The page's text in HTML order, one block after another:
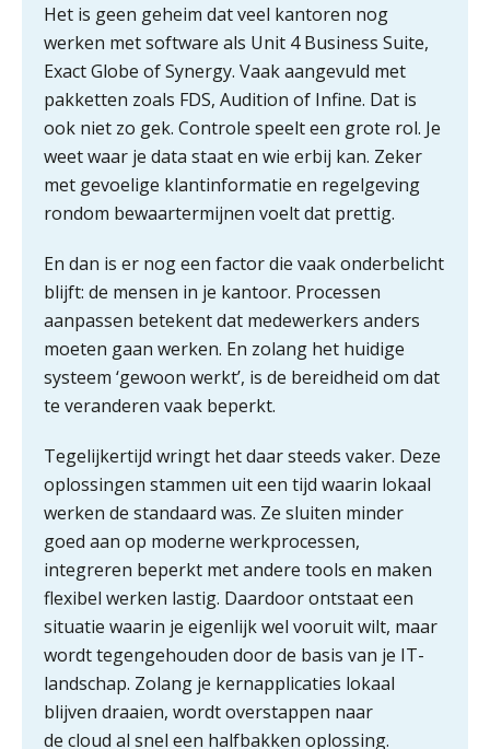
Het is geen geheim dat veel kantoren nog
werken met software als Unit 4 Business Suite,
Exact Globe of Synergy. Vaak aangevuld met
pakketten zoals FDS, Audition of Infine. Dat is
ook niet zo gek. Controle speelt een grote rol. Je
weet waar je data staat en wie erbij kan. Zeker
met gevoelige klantinformatie en regelgeving
rondom bewaartermijnen voelt dat prettig.
En dan is er nog een factor die vaak onderbelicht
blijft: de mensen in je kantoor. Processen
aanpassen betekent dat medewerkers anders
moeten gaan werken. En zolang het huidige
systeem ‘gewoon werkt’, is de bereidheid om dat
te veranderen vaak beperkt.
Tegelijkertijd wringt het daar steeds vaker. Deze
oplossingen stammen uit een tijd waarin lokaal
werken de standaard was. Ze sluiten minder
goed aan op moderne werkprocessen,
integreren beperkt met andere tools en maken
flexibel werken lastig. Daardoor ontstaat een
situatie waarin je eigenlijk wel vooruit wilt, maar
wordt tegengehouden door de basis van je IT-
landschap. Zolang je kernapplicaties lokaal
blijven draaien, wordt overstappen naar
de cloud al snel een halfbakken oplossing.